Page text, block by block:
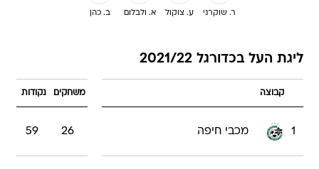
ב. כהן א. ולבלום ע. צוקול ר. שוקרני
ליגת העל בכדורגל 2021/22
קבוצה משחקים נקודות
1 מכבי חיפה 26
59